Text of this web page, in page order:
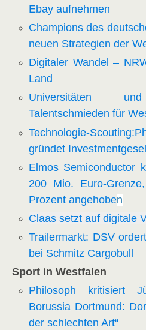
Ebay aufnehmen
Champions des
neuen Strategien der
Digitaler Wandel –
Land
Universitäten
Talentschmieden für
Technologie-
gründet
Elmos Semiconductor
200 Mio. Euro-
Prozent angehoben
Claas setzt auf digitale
Trailermarkt: DSV
bei Schmitz Cargobull
Sport in Westfalen
Philosoph kritisiert
Borussia Dortmund:
der schlechten Art“